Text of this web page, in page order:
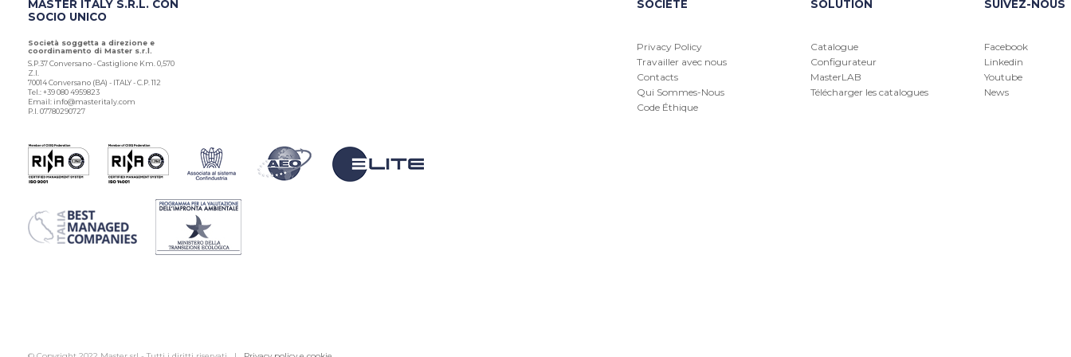
MASTER ITALY S.R.L. CON
SOCIO UNICO
Società soggetta a direzione e
coordinamento di Master s.r.l.
S.P.37 Conversano - Castiglione Km. 0,570
Z.I.
70014 Conversano (BA) - ITALY - C.P. 112
Tel.: +39 080 4959823
Email: info@masteritaly.com
P.I. 07780290727
SOCIÉTÉ
Privacy Policy
Travailler avec nous
Contacts
Qui Sommes-Nous
Code Éthique
SOLUTION
Catalogue
Configurateur
MasterLAB
Télécharger les catalogues
SUIVEZ-NOUS
Facebook
Linkedin
Youtube
News